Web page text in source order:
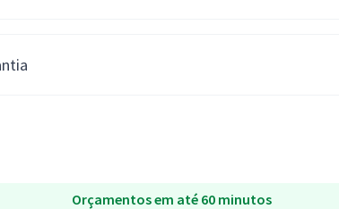
Orçamentos em até 60 minutos